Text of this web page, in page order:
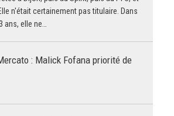
n'était certainement pas titulaire. Dans
ans, elle ne…
: Malick Fofana priorité de